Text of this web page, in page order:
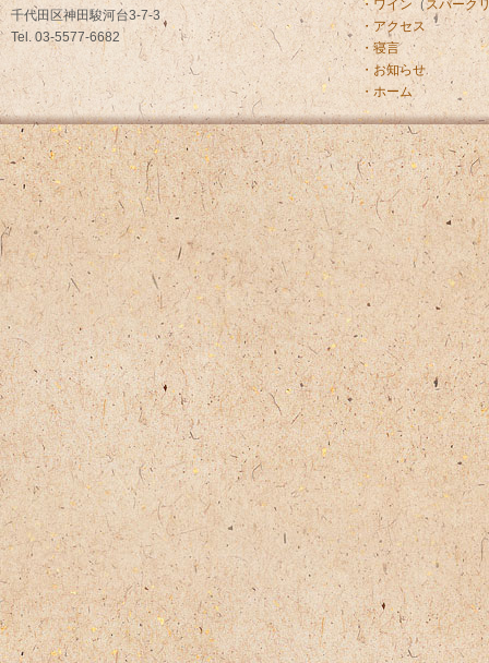
千代田区神田駿河台3-7-3
Tel. 03-5577-6682
・ワイン （スパーク
・アクセス
・寝言
・お知らせ
・ホーム